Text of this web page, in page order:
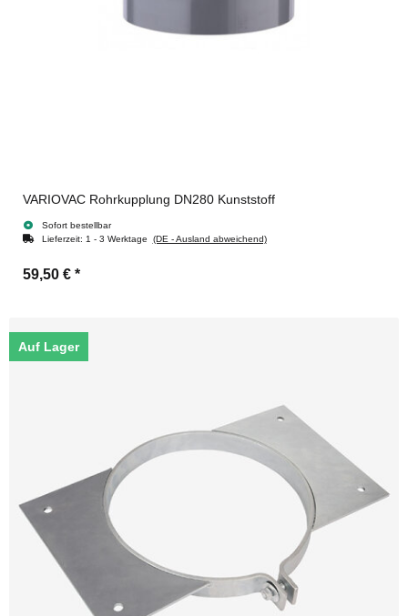
VARIOVAC Rohrkupplung DN280 Kunststoff
Sofort bestellbar
Lieferzeit: 1 - 3 Werktage (DE - Ausland abweichend)
59,50 € *
Auf Lager